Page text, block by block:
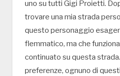
uno su tutti Gigi Proietti.
trovare una mia strada
questo personaggio
flemmatico, ma che
continuato su questa
preferenze, ognuno di